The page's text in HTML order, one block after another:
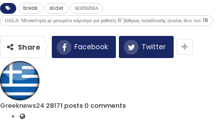
break slider
ΚΟΙΝΩΝΙΑ
ΟΑΣΑ: Μετακίνηση με μειωμένο κόμιστρο για μαθητές Β' βάθμιας εκπαίδευσης ηλικίας άνω των 18
Share Facebook Twitter
Greeknews24 28171 posts 0 comments